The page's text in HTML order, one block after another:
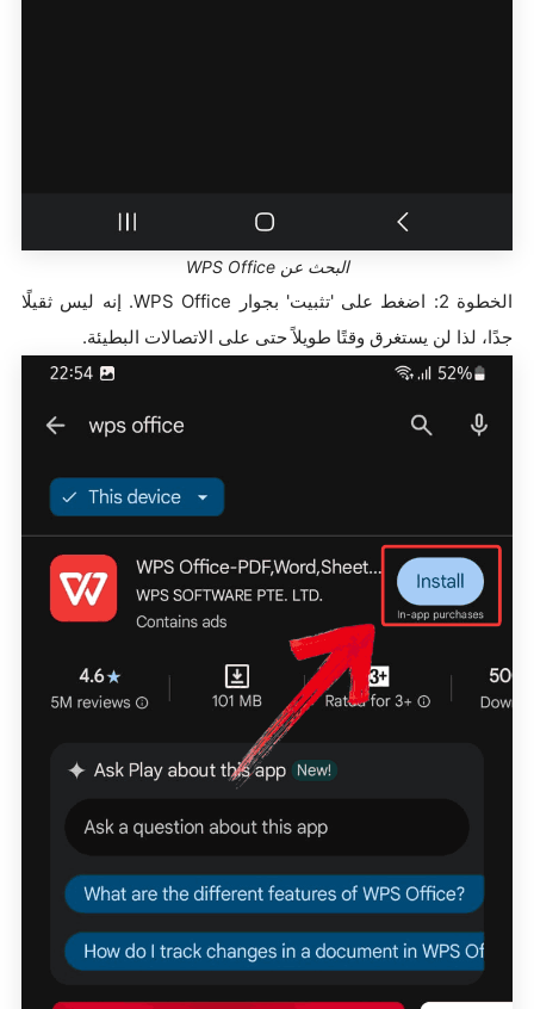
البحث عن WPS Office
الخطوة 2: اضغط على 'تثبيت' بجوار WPS Office. إنه ليس ثقيلًا
جدًا، لذا لن يستغرق وقتًا طويلاً حتى على الاتصالات البطيئة.